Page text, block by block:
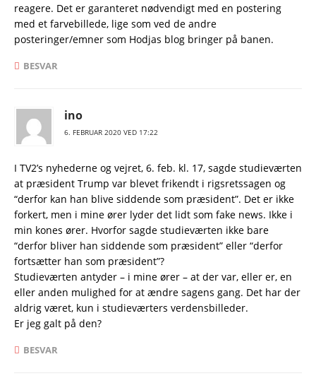
reagere. Det er garanteret nødvendigt med en postering
med et farvebillede, lige som ved de andre
posteringer/emner som Hodjas blog bringer på banen.
BESVAR
ino
6. FEBRUAR 2020 VED 17:22
I TV2’s nyhederne og vejret, 6. feb. kl. 17, sagde studieværten
at præsident Trump var blevet frikendt i rigsretssagen og
“derfor kan han blive siddende som præsident”. Det er ikke
forkert, men i mine ører lyder det lidt som fake news. Ikke i
min kones ører. Hvorfor sagde studieværten ikke bare
“derfor bliver han siddende som præsident” eller “derfor
fortsætter han som præsident”?
Studieværten antyder – i mine ører – at der var, eller er, en
eller anden mulighed for at ændre sagens gang. Det har der
aldrig været, kun i studieværters verdensbilleder.
Er jeg galt på den?
BESVAR